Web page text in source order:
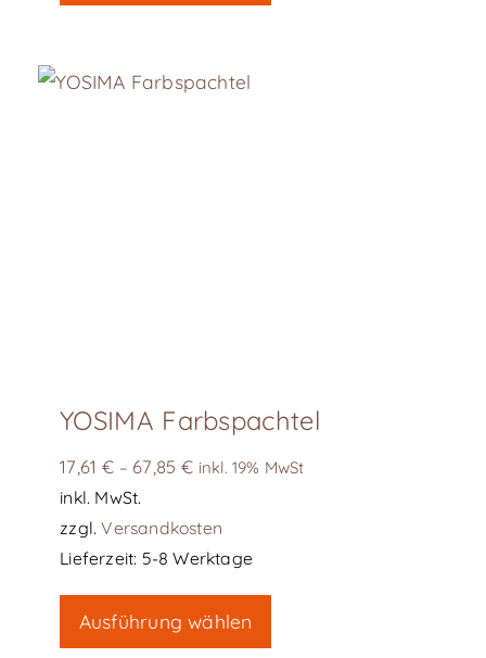
weist
YOSIMA Farbspachtel
17,61€ – 67,85€ inkl. 19% MwSt
inkl. MwSt.
zzgl.Versandkosten
Lieferzeit: 5-8 Werktage
Ausführung wählen